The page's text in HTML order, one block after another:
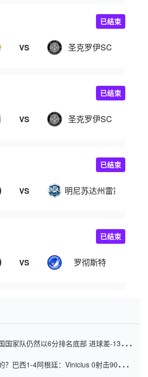
VS 圣克罗伊SC
已结束
VS 圣克罗伊SC
已结束
VS 明尼苏达州雷霆学院女
已结束
VS 罗彻斯特
已结束
国家队仍然以6分排名底部 进球差-13令人
？巴西1-4阿根廷：Vinicius 0射击90分钟